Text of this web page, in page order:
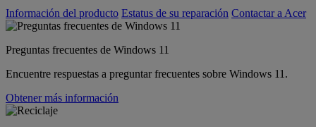
Información del producto Estatus de su reparación Contactar a Acer
Preguntas frecuentes de Windows 11
Encuentre respuestas a preguntar frecuentes sobre Windows 11.
Obtener más información